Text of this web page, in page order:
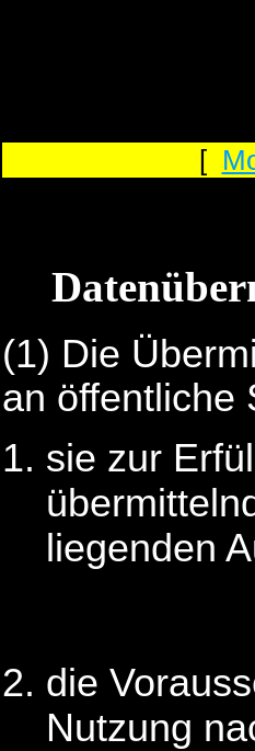
[
(1) Die
an öffentliche
sie zur
liegenden
die
Nutzung